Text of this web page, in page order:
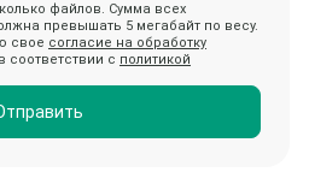
файлов. Сумма всех
превышать 5 мегабайт по весу.
свое согласие на обработку
в соответствии с политикой